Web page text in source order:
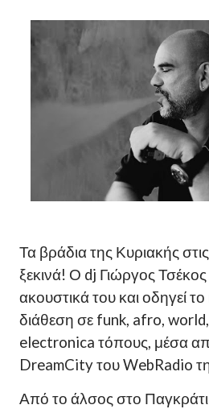
Τα βράδια της Κυριακής
ξεκινά! Ο dj Γιώργος Τσέκος
ακουστικά του και οδηγεί
διάθεση σε funk, afro,
electronica τόπους, μέσα
DreamCityτουWebRadio
Από το άλσος στο